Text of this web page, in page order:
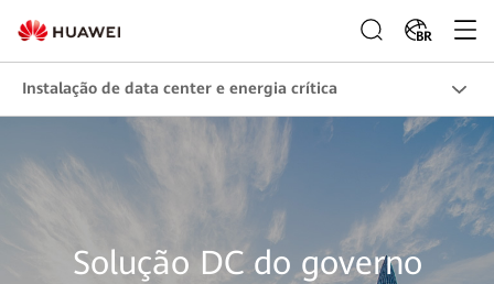
BR
Instalação de data center e energia crítica
Solução DC do governo